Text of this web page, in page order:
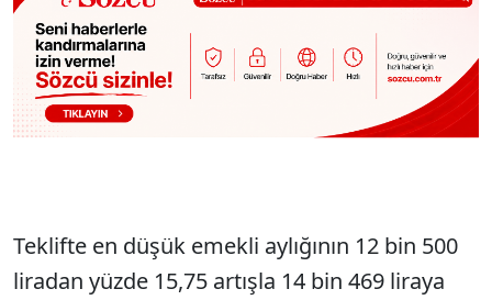
Teklifte en düşük emekli aylığının 12 bin 500
liradan yüzde 15,75 artışla 14 bin 469 liraya